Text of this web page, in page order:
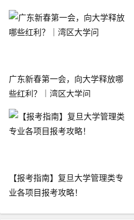
广东新春第一会，向大学释放哪
些红利？｜湾区大学问
【报考指南】复旦大学管理类专
业各项目报考攻略！